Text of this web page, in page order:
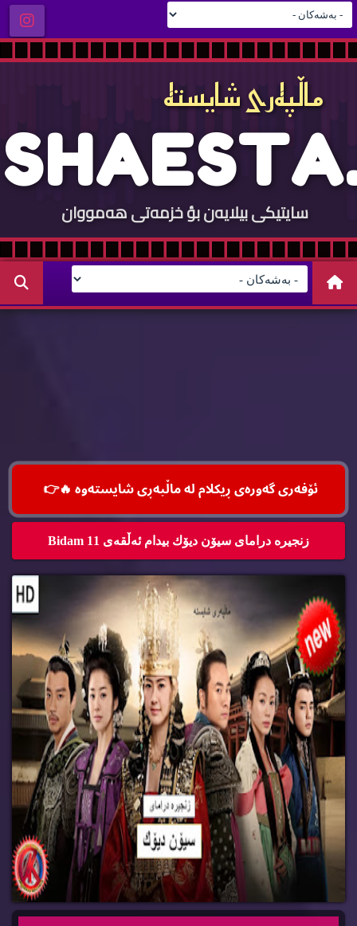
ماڵپه‌ری شایسته‌
SHAESTA.
COM
سایتيكی بيلایه‌ن بؤ خزمه‌تی هه‌مووان
ئۆفه‌ری گه‌وره‌ی ڕیكلام له‌ ماڵپه‌ڕی شایسته‌وه‌ 🔥👉
زنجیره‌ درامای سیۆن دیۆك بیدام ئه‌ڵقه‌ی 11 Bidam